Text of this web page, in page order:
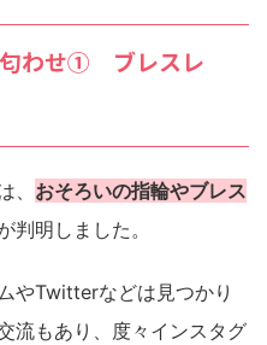
匂わせ① ブレスレ
、 おそろいの指輪やブレス
判明しました。
やTwitterなどは見つかり
流もあり、度々インスタグ